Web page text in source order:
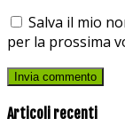
Salva il mio
per la prossima
Articoli recenti